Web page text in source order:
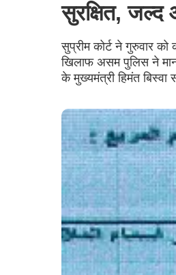
सुरक्षित, जल्द
सुप्रीम कोर्ट ने गुरुवार
खिलाफ असम पुलिस ने
के मुख्यमंत्री हिमंत बिस्वा